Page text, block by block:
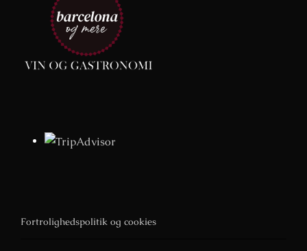
Fortrolighedspolitik og cookies